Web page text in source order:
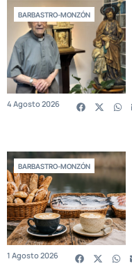
BARBASTRO-MONZÓN
4 Agosto 2026
BARBASTRO-MONZÓN
1 Agosto 2026